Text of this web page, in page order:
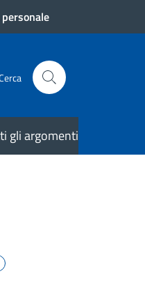
gli argomenti